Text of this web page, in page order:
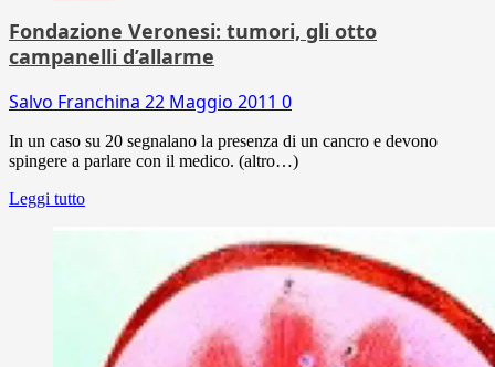
Fondazione Veronesi: tumori, gli otto
campanelli d’allarme
Salvo Franchina 22 Maggio 2011 0
In un caso su 20 segnalano la presenza di un cancro e devono
spingere a parlare con il medico. (altro…)
Leggi tutto